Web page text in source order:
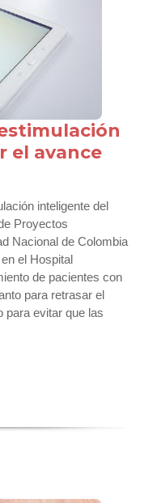
el avance
inteligente del
Proyectos
Nacional de Colombia
el Hospital
de pacientes con
para retrasar el
para evitar que las